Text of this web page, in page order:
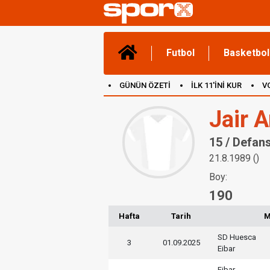
Futbol Basketbol
GÜNÜN ÖZETİ İLK 11'İNİ KUR
Jair
15 /
21.8.1989 ()
Boy:
190
Hafta Tarih
3 01.09.2025
SD Huesca
Eibar